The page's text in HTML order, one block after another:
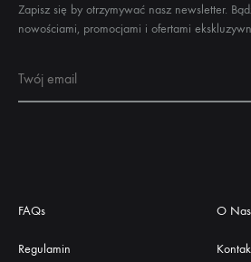
Zapisz się by otrzymywać nasz newsletter.
nowościami, promocjami i ofertami
FAQs
Regulamin
O Nas